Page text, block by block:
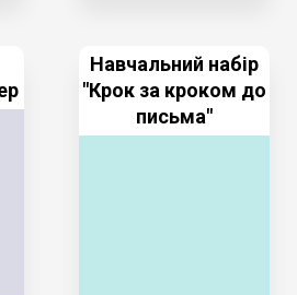
Навчальний набір
"Крок за кроком до
письма"